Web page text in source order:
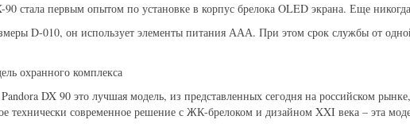
90 стала первым опытом по установке в корпус брелока OLED экрана. Еще
D-010, он использует элементы питания ААА. При этом срок службы от
охранного комплекса
DX 90 это лучшая модель, из представленных сегодня на российском
технически современное решение с ЖК-брелоком и дизайном XXI века – эта